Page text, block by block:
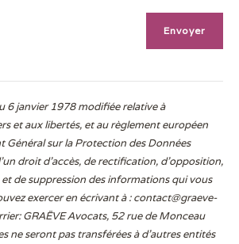
6 janvier 1978 modifiée relative à
et aux libertés, et au règlement européen
sur la Protection des Données
droit d’accès, de rectification, d’opposition,
de suppression des informations qui vous
exercer en écrivant à :contact@graeve-
GRAËVE Avocats, 52 rue de Monceau
ne seront pas transférées à d’autres entités